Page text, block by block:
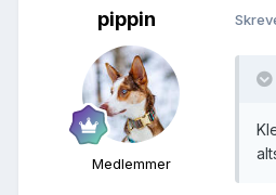
pippin
Medlemmer